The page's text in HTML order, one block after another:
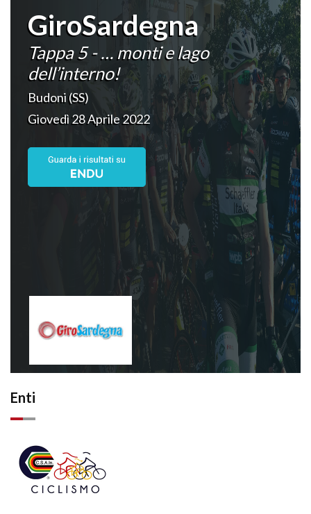
GiroSardegna
Tappa 5 - … monti e lago
dell’interno!
Budoni (SS)
Giovedì 28 Aprile 2022
Enti